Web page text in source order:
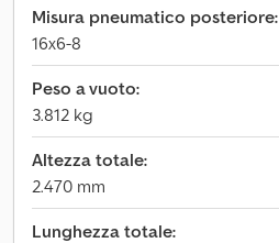
Misura pneumatico posteriore:
16x6-8
Peso a vuoto:
3.812 kg
Altezza totale:
2.470 mm
Lunghezza totale: